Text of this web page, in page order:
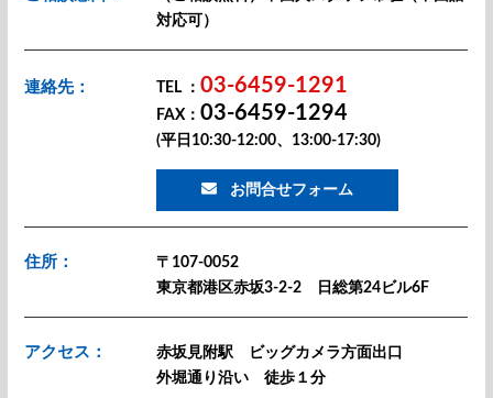
対応可）
連絡先： TEL ：03-6459-1291
FAX：03-6459-1294
(平日10:30-12:00、13:00-17:30)
お問合せフォーム
住所：
〒107-0052
東京都港区赤坂3-2-2 日総第24ビル6F
アクセス：
赤坂見附駅 ビッグカメラ方面出口
外堀通り沿い 徒歩１分